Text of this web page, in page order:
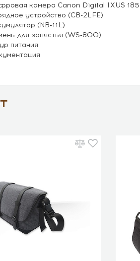
камера Canon Digital IXUS 185
устройство (CB-2LFE)
(NB-11L)
для запястья (WS-800)
питания